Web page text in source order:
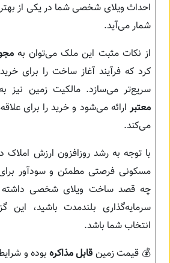
احداث ویلای شخصی شما در یکی از
شمار می‌آید.
از نکات مثبت این ملک می‌توان به
کرد که فرآیند آغاز ساخت را برای
سریع‌تر می‌سازد. مالکیت زمین نیز
معتبر ارائه می‌شود و خرید را برای
می‌کند.
با توجه به رشد روزافزون ارزش املاک
مسکونی فرصتی مطمئن و سودآور
چه قصد ساخت ویلای شخصی داشته
سرمایه‌گذاری بلندمدت باشید، این
انتخاب شما باشد.
💰 قیمت زمین قابل مذاکره بوده و